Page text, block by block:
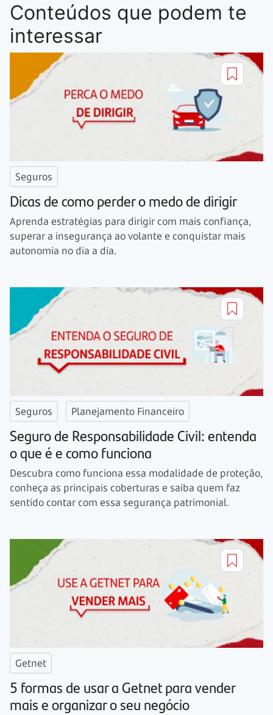
Conteúdos que podem te
interessar
Seguros
Dicas de como perder o medo de dirigir
Aprenda estratégias para dirigir com mais confiança,
superar a insegurança ao volante e conquistar mais
autonomia no dia a dia.
Seguros Planejamento Financeiro
Seguro de Responsabilidade Civil: entenda
o que é e como funciona
Descubra como funciona essa modalidade de proteção,
conheça as principais coberturas e saiba quem faz
sentido contar com essa segurança patrimonial.
Getnet
5 formas de usar a Getnet para vender
mais e organizar o seu negócio